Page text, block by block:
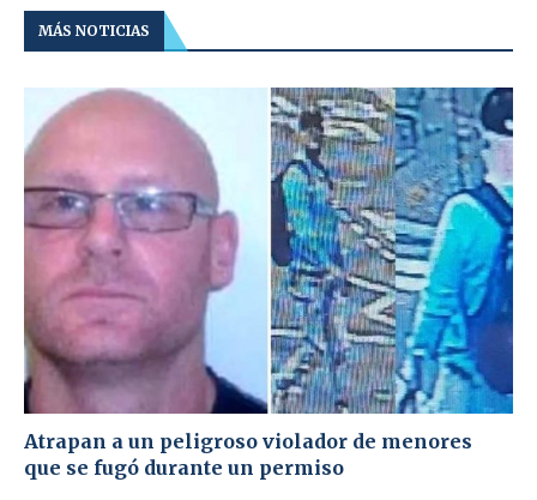
MÁS NOTICIAS
Atrapan a un peligroso violador de menores
que se fugó durante un permiso